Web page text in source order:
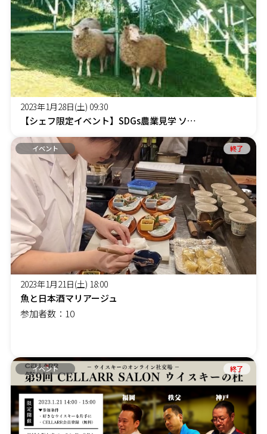
2023年1月28日(土) 09:30
【シェフ限定イベント】SDGs農業見学 ソーラーシェアリングの田んぼ、麦畑、放牧畜産見学ツアー
イベント 終了
2023年1月21日(土) 18:00
魚と日本酒マリアージュ
参加者数：10
イベント 終了